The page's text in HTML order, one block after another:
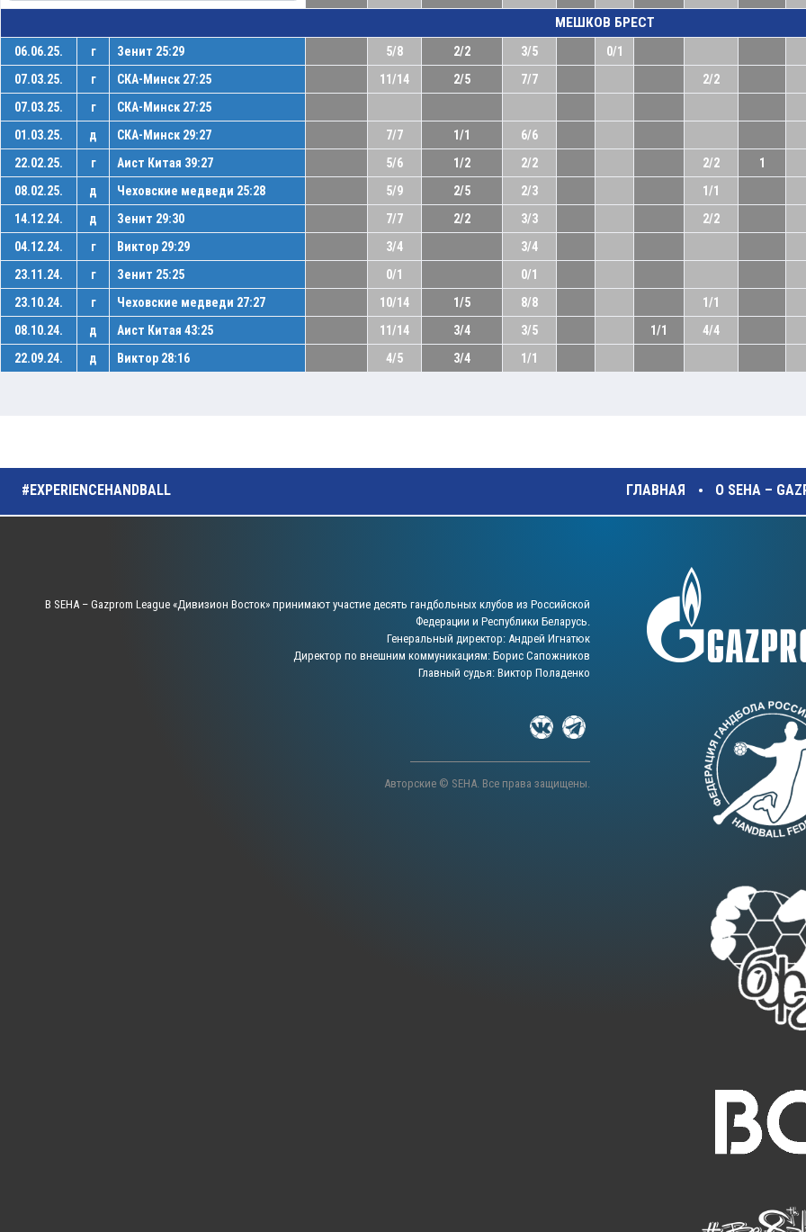
МЕШКОВ БРЕСТ
06.06.25. г Зенит 25:29 5/8 2/2 3/5 0/1
07.03.25.
г СКА-Минск 27:25 11/14 2/5 7/7
2/2
07.03.25.
г
СКА-Минск 27:25
01.03.25.
д СКА-Минск 29:27 7/7 1/1 6/6
22.02.25.
г Аист Китая 39:27 5/6 1/2 2/2 2/2
1
08.02.25.
д Чеховские медведи 25:28 5/9 2/5 2/3
1/1
14.12.24.
д Зенит 29:30 7/7 2/2 3/3 2/2
04.12.24.
г Виктор 29:29 3/4 3/4
23.11.24.
г Зенит 25:25 0/1
0/1
23.10.24.
г Чеховские медведи 27:27 10/14 1/5 8/8
1/1
08.10.24.
д Аист Китая 43:25 11/14 3/4 3/5 1/1 4/4
22.09.24.
д Виктор 28:16 4/5 3/4 1/1
#EXPERIENCEHANDBALL ГЛАВНАЯ О SEHA –
В SEHA – Gazprom League «Дивизион Восток» принимают участие десять гандбольных клубов из Российской
Федерации и Республики Беларусь.
Генеральный директор: Андрей Игнатюк
Директор по внешним коммуникациям: Борис Сапожников
Главный судья: Виктор Поладенко
Авторские © SEHA. Все права защищены.